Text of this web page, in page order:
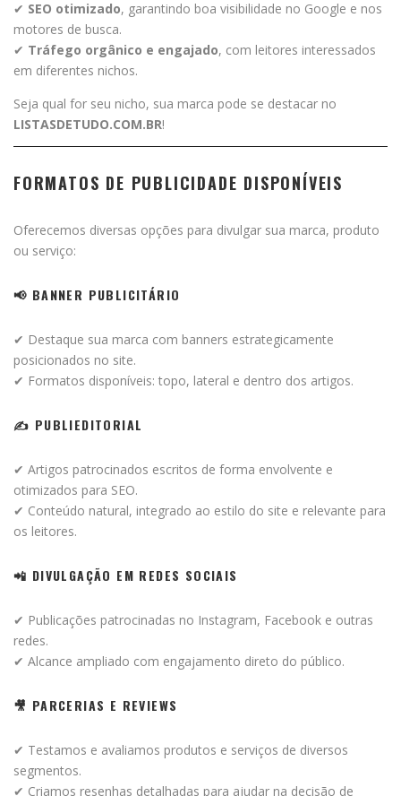
✔ SEO otimizado, garantindo boa visibilidade no Google e nos
motores de busca.
✔ Tráfego orgânico e engajado, com leitores interessados
em diferentes nichos.
Seja qual for seu nicho, sua marca pode se destacar no
LISTASDETUDO.COM.BR!
FORMATOS DE PUBLICIDADE DISPONÍVEIS
Oferecemos diversas opções para divulgar sua marca, produto
ou serviço:
📢 BANNER PUBLICITÁRIO
✔ Destaque sua marca com banners estrategicamente
posicionados no site.
✔ Formatos disponíveis: topo, lateral e dentro dos artigos.
✍ PUBLIEDITORIAL
✔ Artigos patrocinados escritos de forma envolvente e
otimizados para SEO.
✔ Conteúdo natural, integrado ao estilo do site e relevante para
os leitores.
📲 DIVULGAÇÃO EM REDES SOCIAIS
✔ Publicações patrocinadas no Instagram, Facebook e outras
redes.
✔ Alcance ampliado com engajamento direto do público.
🎥 PARCERIAS E REVIEWS
✔ Testamos e avaliamos produtos e serviços de diversos
segmentos.
✔ Criamos resenhas detalhadas para ajudar na decisão de